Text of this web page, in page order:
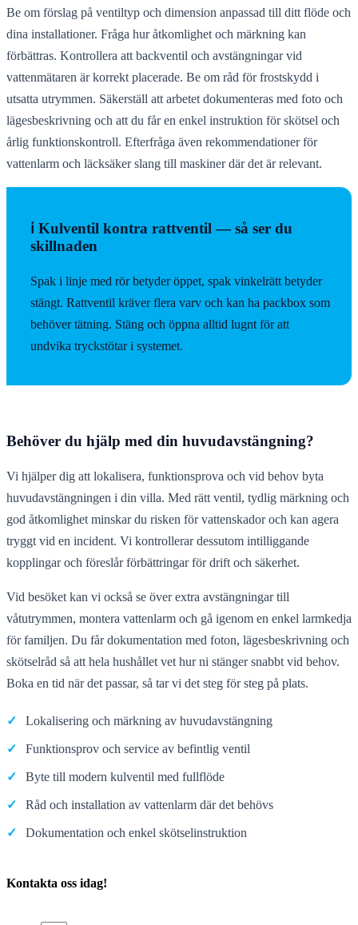
Be om förslag på ventiltyp och dimension anpassad till ditt flöde och
dina installationer. Fråga hur åtkomlighet och märkning kan
förbättras. Kontrollera att backventil och avstängningar vid
vattenmätaren är korrekt placerade. Be om råd för frostskydd i
utsatta utrymmen. Säkerställ att arbetet dokumenteras med foto och
lägesbeskrivning och att du får en enkel instruktion för skötsel och
årlig funktionskontroll. Efterfråga även rekommendationer för
vattenlarm och läcksäker slang till maskiner där det är relevant.
ℹ️ Kulventil kontra rattventil — så ser du
skillnaden
Spak i linje med rör betyder öppet, spak vinkelrätt betyder
stängt. Rattventil kräver flera varv och kan ha packbox som
behöver tätning. Stäng och öppna alltid lugnt för att
undvika tryckstötar i systemet.
Behöver du hjälp med din huvudavstängning?
Vi hjälper dig att lokalisera, funktionsprova och vid behov byta
huvudavstängningen i din villa. Med rätt ventil, tydlig märkning och
god åtkomlighet minskar du risken för vattenskador och kan agera
tryggt vid en incident. Vi kontrollerar dessutom intilliggande
kopplingar och föreslår förbättringar för drift och säkerhet.
Vid besöket kan vi också se över extra avstängningar till
våtutrymmen, montera vattenlarm och gå igenom en enkel larmkedja
för familjen. Du får dokumentation med foton, lägesbeskrivning och
skötselråd så att hela hushållet vet hur ni stänger snabbt vid behov.
Boka en tid när det passar, så tar vi det steg för steg på plats.
✓ Lokalisering och märkning av huvudavstängning
✓ Funktionsprov och service av befintlig ventil
✓ Byte till modern kulventil med fullflöde
✓ Råd och installation av vattenlarm där det behövs
✓ Dokumentation och enkel skötselinstruktion
Kontakta oss idag!